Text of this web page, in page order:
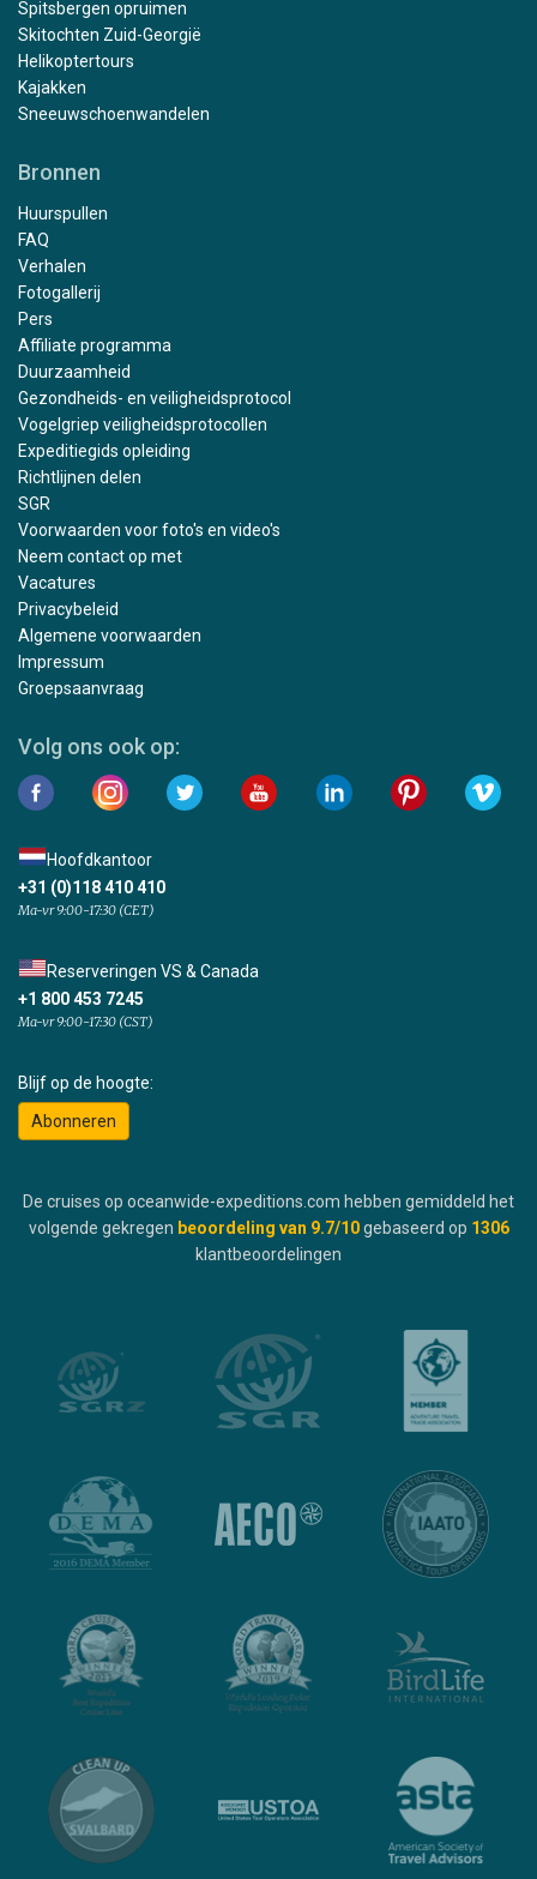
Spitsbergen opruimen
Skitochten Zuid-Georgië
Helikoptertours
Kajakken
Sneeuwschoenwandelen
Bronnen
Huurspullen
FAQ
Verhalen
Fotogallerij
Pers
Affiliate programma
Duurzaamheid
Gezondheids- en veiligheidsprotocol
Vogelgriep veiligheidsprotocollen
Expeditiegids opleiding
Richtlijnen delen
SGR
Voorwaarden voor foto's en video's
Neem contact op met
Vacatures
Privacybeleid
Algemene voorwaarden
Impressum
Groepsaanvraag
Volg ons ook op:
Hoofdkantoor
+31 (0)118 410 410
Ma-vr 9:00-17:30 (CET)
Reserveringen VS & Canada
+1 800 453 7245
Ma-vr 9:00-17:30 (CST)
Blijf op de hoogte:
Abonneren
De cruises op oceanwide-expeditions.com hebben gemiddeld het
volgende gekregen beoordeling van 9.7/10 gebaseerd op 1306
klantbeoordelingen